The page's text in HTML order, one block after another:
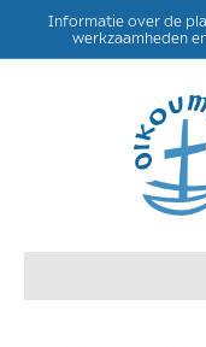
Informatie over de
werkzaamheden